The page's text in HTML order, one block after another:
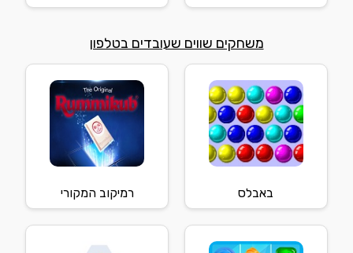
משחקים שווים שעובדים בטלפון
באבלס רמיקוב המקורי